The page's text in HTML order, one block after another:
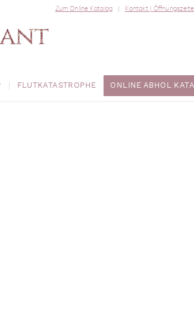
Zum Online Katalog Kontakt |
FLUTKATASTROPHE ONLINE ABHOL